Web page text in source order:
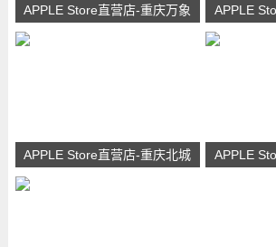
APPLE Store直营店-重庆万象
APPLE
APPLE Store直营店-重庆北城
APPLE